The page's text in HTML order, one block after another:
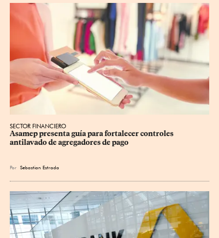
SECTOR FINANCIERO
Asamep presenta guía para fortalecer controles
antilavado de agregadores de pago
Por Sebastian Estrada